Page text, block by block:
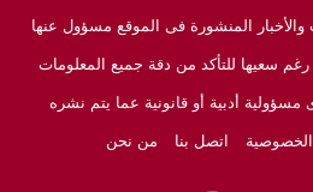
والأخبار المنشورة فى الموقع مسؤول عنها
سعيها للتأكد من دقة جميع المعلومات
أدبية أو قانونية عما يتم نشره
اتصل بنا من نحن